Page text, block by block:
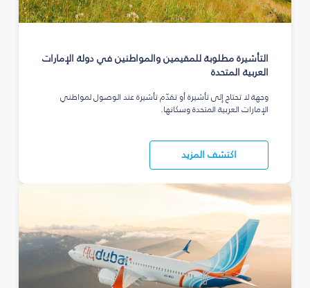
التأشيرة مطلوبة للمقيمين والمواطنين في دولة الإمارات
العربية المتحدة
وجهة لا تحتاج إلى تأشيرة أو تقدّم تأشيرة عند الوصول لمواطني
الإمارات العربية المتحدة وسكانها.
اكتشف المزيد